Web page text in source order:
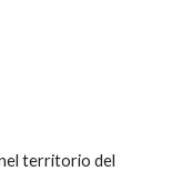
territorio del